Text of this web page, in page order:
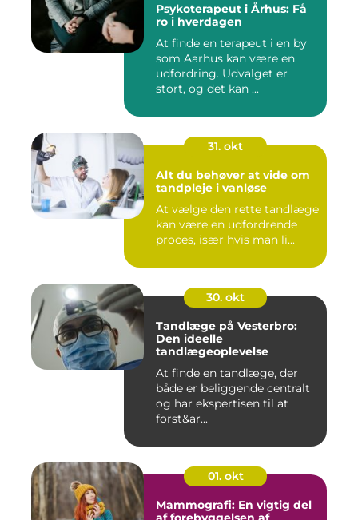
Psykoterapeut i Århus: Få
ro i hverdagen
At finde en terapeut i en by
som Aarhus kan være en
udfordring. Udvalget er
stort, og det kan ...
31. okt
Alt du behøver at vide om
tandpleje i vanløse
At vælge den rette tandlæge
kan være en udfordrende
proces, især hvis man li...
30. okt
Tandlæge på Vesterbro:
Den ideelle
tandlægeoplevelse
At finde en tandlæge, der
både er beliggende centralt
og har ekspertisen til at
forst&ar...
01. okt
Mammografi: En vigtig del